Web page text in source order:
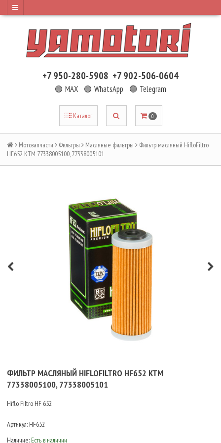
+7 950-280-5908 +7 902-506-0604
🟢 MAX 🟢 WhatsApp 🔵 Telegram
Каталог 0
Мотозапчасти Фильтры Масляные фильтры
Фильтр масляный HifloFiltro
HF652 KTM 77338005100, 77338005101
ФИЛЬТР МАСЛЯНЫЙ HIFLOFILTRO HF652 KTM
77338005100, 77338005101
Hiflo Filtro HF 652
Артикул: HF652
Наличие: Есть в наличии